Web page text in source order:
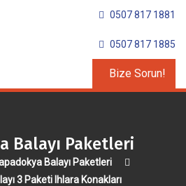
0507 817 1881
0507 817 1885
Bize Sorun!
Balayı Paketleri
Balayı Paketleri
3 Paketi Ihlara Konakları